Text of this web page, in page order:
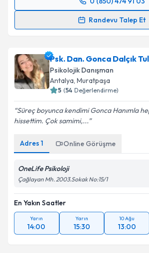
Randevu Talep Et
Randevu Takvimi Talebi
için bir takvim hazırlandığında e-
bilgilendireceğiz.
E-posta Adresiniz
Metni'ni okudum ve kişisel
Psk. Dan. Gonca Dalçık
Psikolojik Danışman
Antalya, Muratpaşa
5 (54 Değerlendirme)
Süreç boyunca kendimi Gonca Hanımla
hissettim. Çok samimi,...
Adres 1 Online Görüşme
OneLife Psikoloji
Çağlayan Mh. 2003.Sokak No:15/1
En Yakın Saatler
Yarın
14:00
Yarın
15:30
10 Ağu
13:00